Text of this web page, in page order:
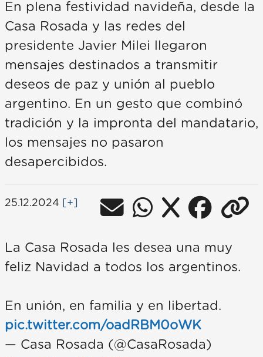
En plena festividad navideña, desde la
Casa Rosada y las redes del
presidente Javier Milei llegaron
mensajes destinados a transmitir
deseos de paz y unión al pueblo
argentino. En un gesto que combinó
tradición y la impronta del mandatario,
los mensajes no pasaron
desapercibidos.
25.12.2024 [+]
La Casa Rosada les desea una muy
feliz Navidad a todos los argentinos.
En unión, en familia y en libertad.
pic.twitter.com/oadRBM0oWK
— Casa Rosada (@CasaRosada)